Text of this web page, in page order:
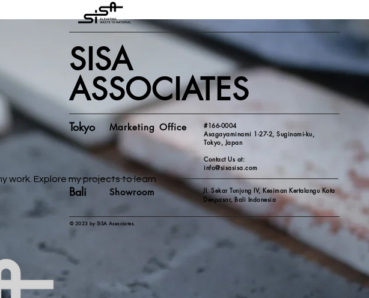
work. Explore my projects to learn
SISA
ASSOCIATES
Tokyo Marketing Office
#166-0004
Asagayaminami 1-27-2, Suginami-ku,
Tokyo, Japan
Contact Us at:
info@sisasisa.com
Bali Showroom
Jl. Sekar Tunjung IV, Kesiman Kertalangu Kota
Denpasar,Bali Indonesia
© 2023 by SISA Associates.